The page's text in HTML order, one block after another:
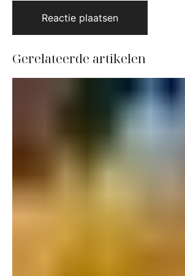
Gerelateerde artikelen